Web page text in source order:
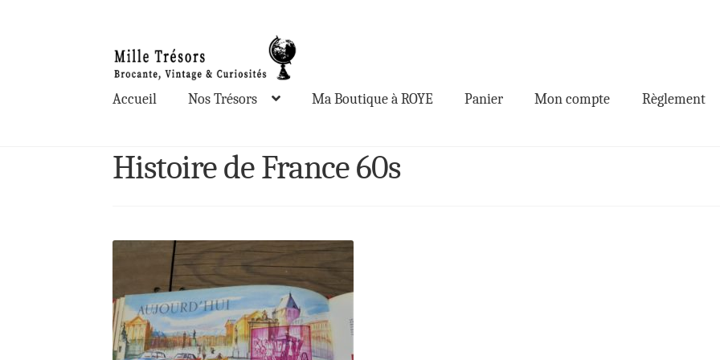
à
la
navigation
au
contenu
Accueil Nos Trésors Ma Boutique à ROYE Panier Mon compte Règlement
Histoire de France 60s